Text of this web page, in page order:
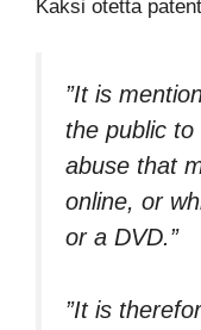
Kaksi otetta
”It is
the public
abuse that
online, or
or a DVD.”
”It is